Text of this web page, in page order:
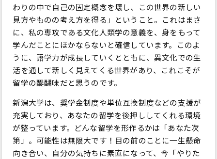
わりの中で自己の固定概念を壊し、この世界の新しい
見方やものの考え方を得る」ということ。これはまさ
に、私の専攻である文化人類学の意義を、身をもって
学んだことにほかならないと確信しています。このよ
うに、語学力が成長していくとともに、異文化での生
活を通して新しく見えてくる世界があり、これこそが
留学の醍醐味だと思うのです。
新潟大学は、奨学金制度や単位互換制度などの支援が
充実しており、あなたの留学を後押ししてくれる環境
が整っています。どんな留学を形作るかは「あなた次
第」。可能性は無限大です！目の前のことに一生懸命
向き合い、自分の気持ちに素直になって、今「やりた